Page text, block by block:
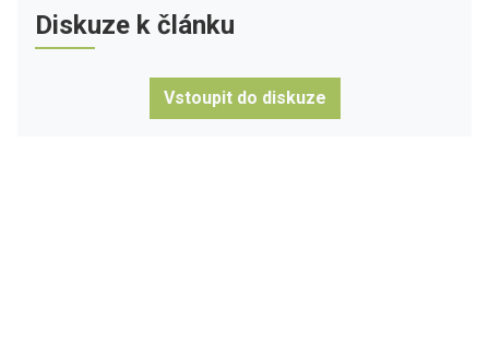
Diskuze k článku
Vstoupit do diskuze